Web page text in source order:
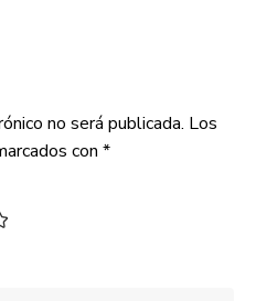
no será publicada. Los
con *